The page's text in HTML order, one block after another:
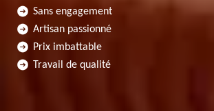
Sans engagement
Artisan passionné
Prix imbattable
Travail de qualité